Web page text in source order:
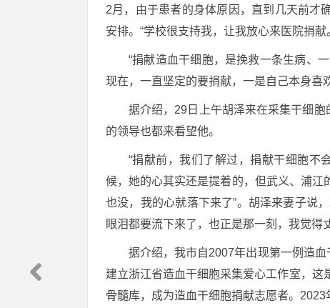
2月，由于患者的身体原因，直到几天前才
安排。“学校很支持我，让我放心来医院捐献
“捐献造血干细胞，是挽救一条生病、
现在，一直坚定的要捐献，一是自己本身喜
据介绍，29日上午胡泽来在采集干细
的领导也都来看望他。
“捐献前，我们了解过，捐献干细胞不
候，她的心其实还是提着的，但武义、浦江
也没，我的心就落下来了”。胡泽来妻子说
眼泪都要流下来了，也正是那一刻，我觉得
据介绍，我市自2007年出现第一例造
建立浙江省造血干细胞采集爱心工作室，
骨髓库，成为造血干细胞捐献志愿者。2023